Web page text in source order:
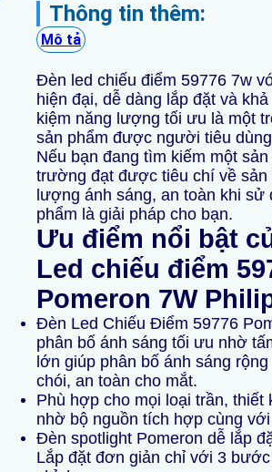
Thông tin thêm:
Mô tả
Đèn led chiếu điểm 59776 7w
hiện đại, dễ dàng lắp đặt và
kiệm năng lượng tối ưu là một
sản phẩm được người tiêu
Nếu bạn đang tìm kiếm một
trường đạt được tiêu chí về sản
lượng ánh sáng, an toàn khi sử
phẩm là giải pháp cho bạn.
Ưu điểm nổi bật
Led chiếu điểm
Pomeron 7W
Đèn Led Chiếu Điểm 59776
phân bố ánh sáng tối ưu nhờ
lớn giúp phân bố ánh sáng
chói, an toàn cho mắt.
Phù hợp cho mọi loại trần, thiết
nhờ bộ nguồn tích hợp cùng
Đèn spotlight Pomeron dễ lắp
Lắp đặt đơn giản chỉ với 3